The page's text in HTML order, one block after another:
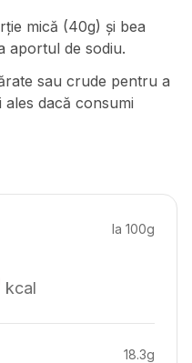
mică (40g) și bea
aportul de sodiu.
sau crude pentru a
dacă consumi
la 100g
kcal
18.3g